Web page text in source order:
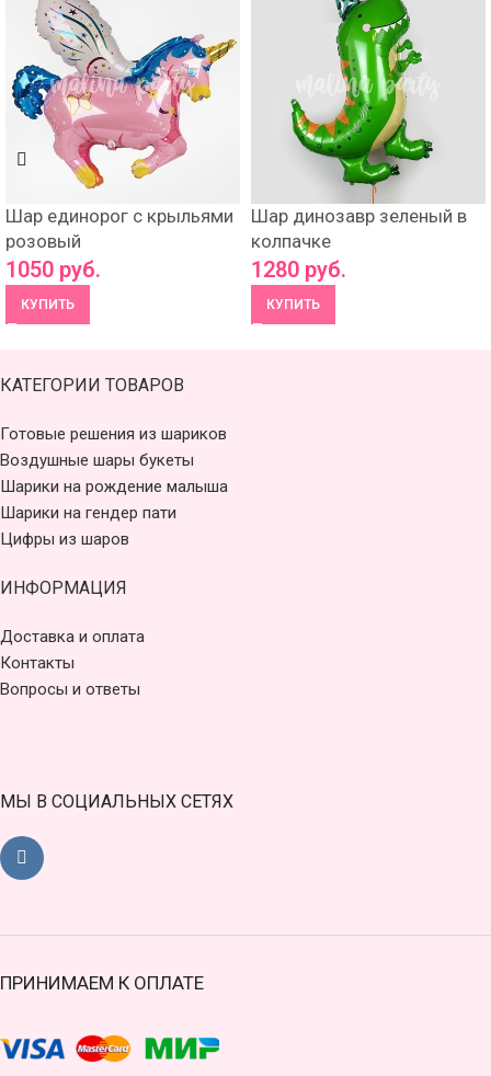
Шар единорог с крыльями
розовый
1050 руб.
КУПИТЬ
Шар динозавр зеленый в
колпачке
1280 руб.
КУПИТЬ
КАТЕГОРИИ ТОВАРОВ
Готовые решения из шариков
Воздушные шары букеты
Шарики на рождение малыша
Шарики на гендер пати
Цифры из шаров
ИНФОРМАЦИЯ
Доставка и оплата
Контакты
Вопросы и ответы
МЫ В СОЦИАЛЬНЫХ СЕТЯХ
ПРИНИМАЕМ К ОПЛАТЕ